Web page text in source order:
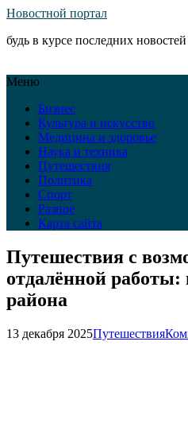
Новостной портал
будь в курсе последних новостей
Меню
Бизнес
Культура и искусство
Медицина и здоровье
Наука и техника
Путешествия
Политика
Спорт
Разное
Карта сайта
Путешествия с
отдалённой работы:
района
13 декабря 2025Путешествия